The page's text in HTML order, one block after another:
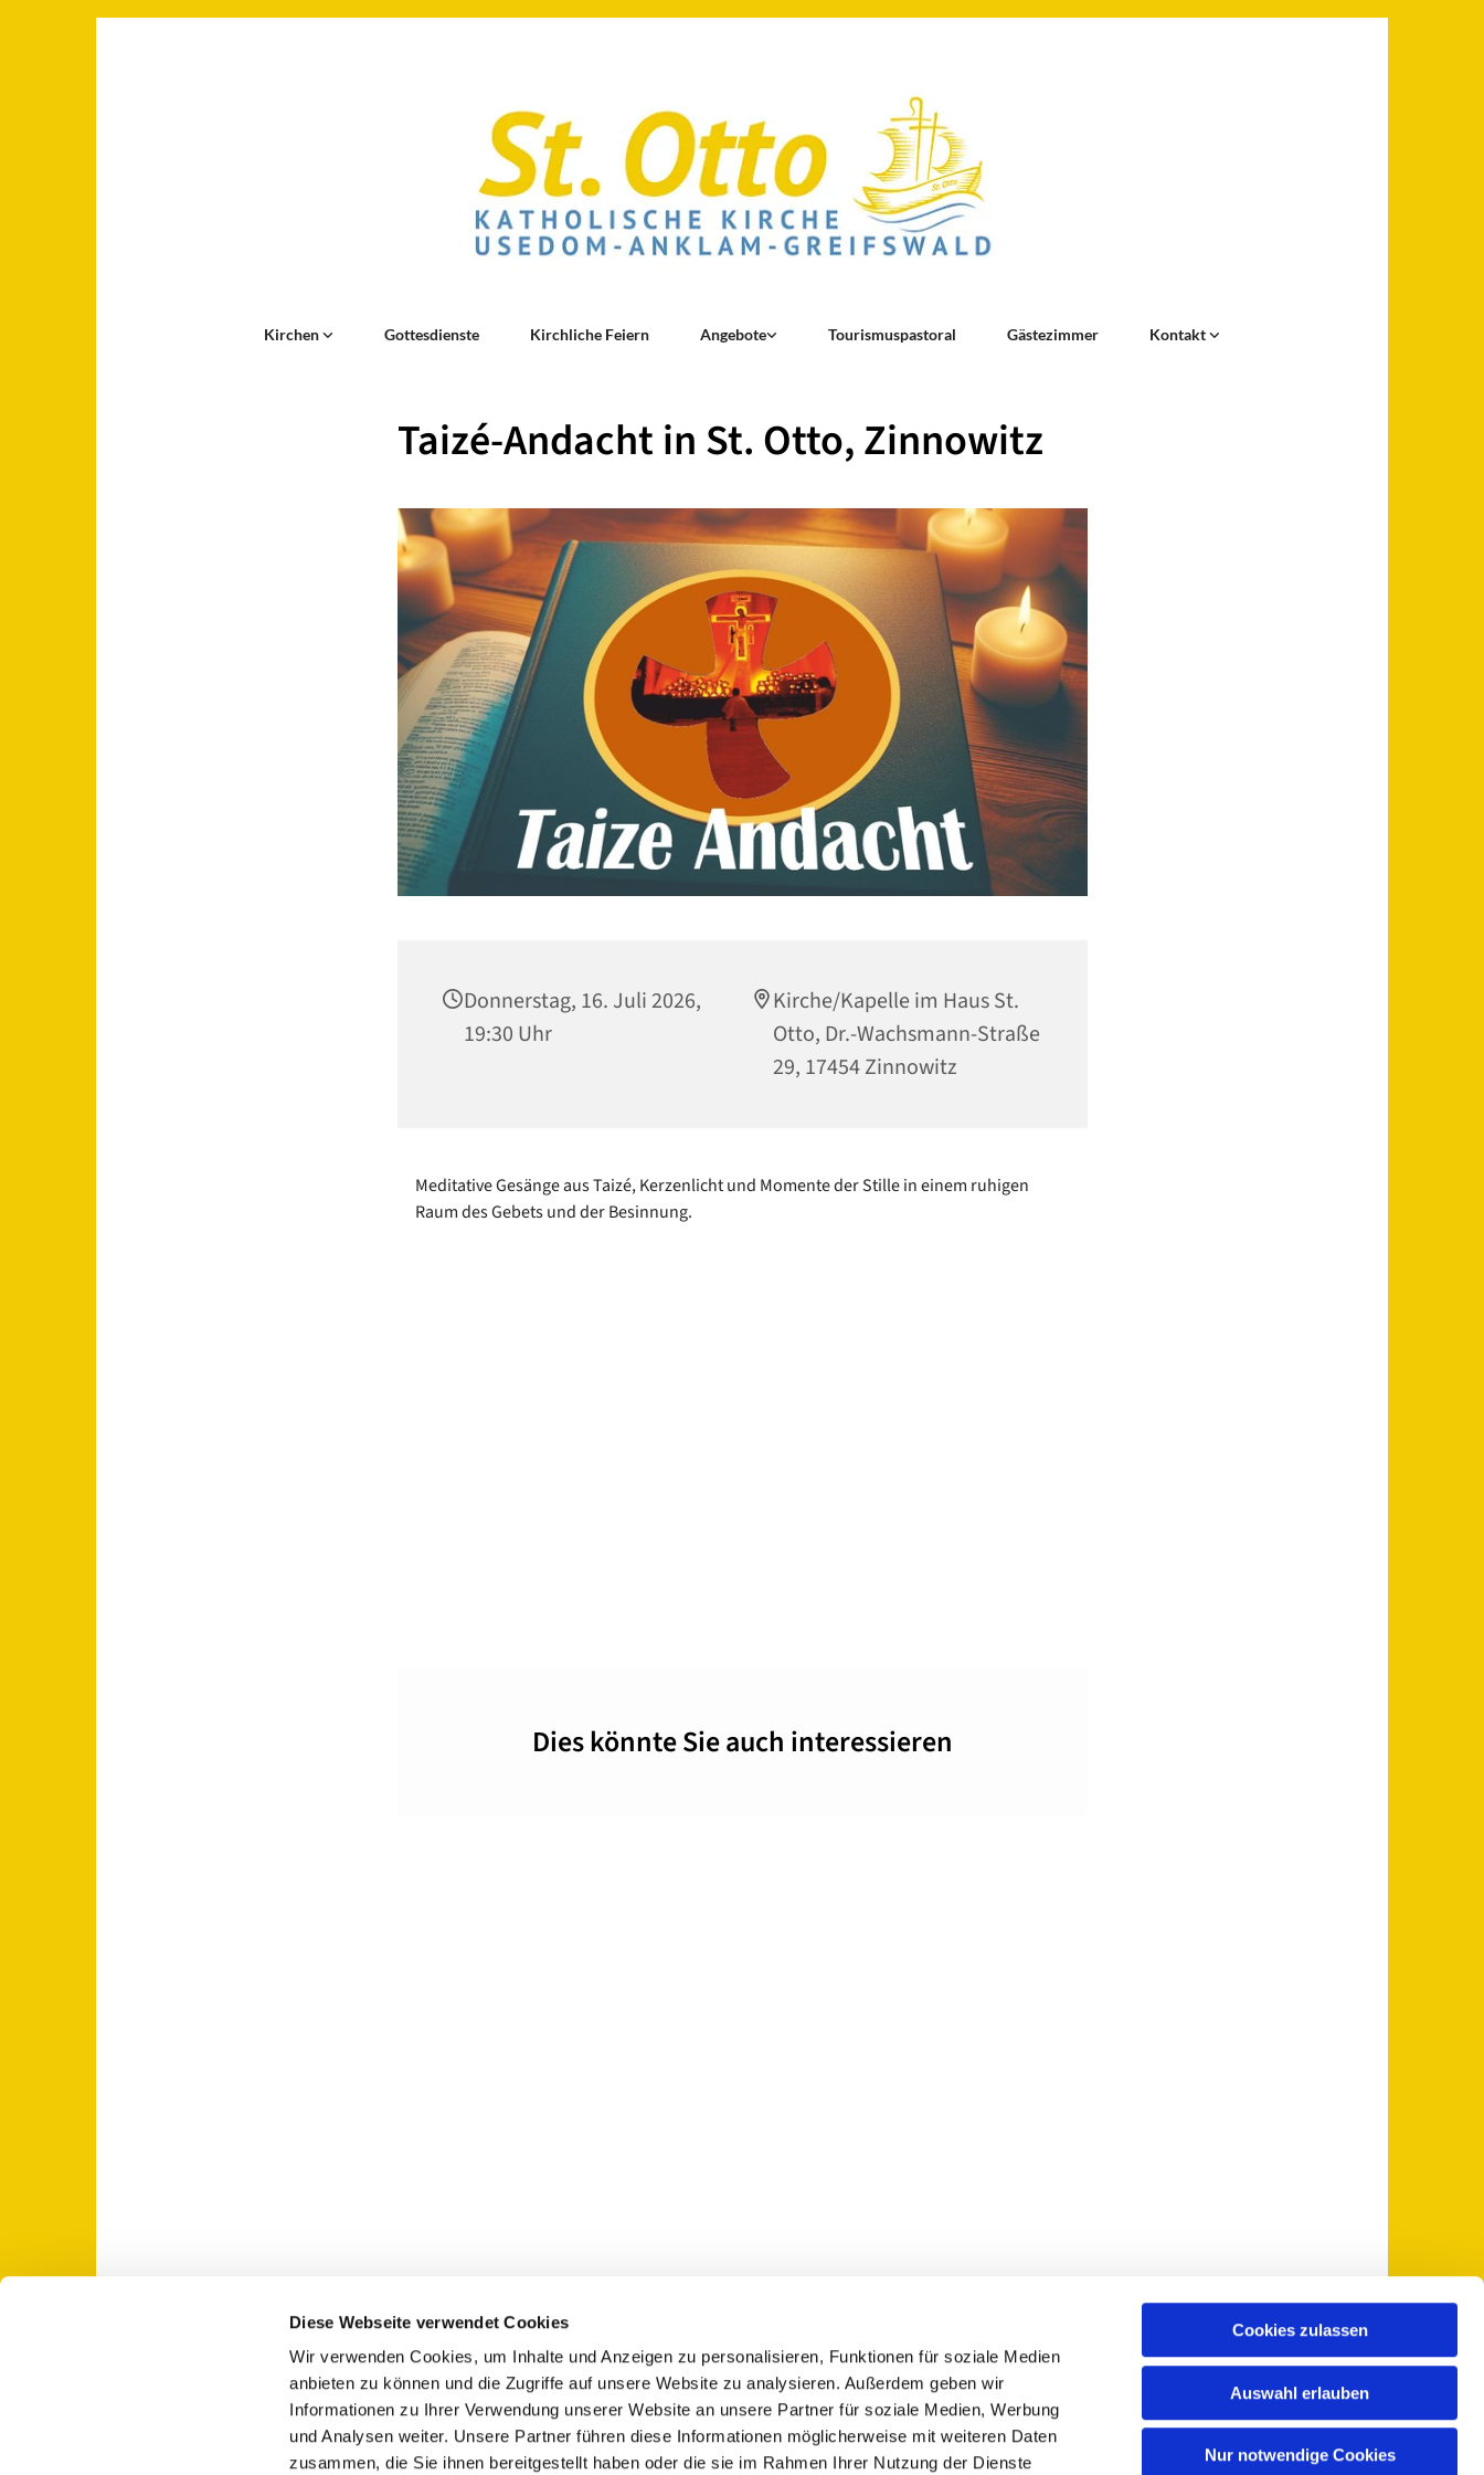
Diese Webseite verwendet Cookies
Wir verwenden Cookies, um Inhalte und Anzeigen zu personalisieren, Funktionen für soziale Medien
anbieten zu können und die Zugriffe auf unsere Website zu analysieren. Außerdem geben wir
Informationen zu Ihrer Verwendung unserer Website an unsere Partner für soziale Medien, Werbung
und Analysen weiter. Unsere Partner führen diese Informationen möglicherweise mit weiteren Daten
zusammen, die Sie ihnen bereitgestellt haben oder die sie im Rahmen Ihrer Nutzung der Dienste
Cookies zulassen
Auswahl erlauben
Nur notwendige Cookies
Kirchen Gottesdienste Kirchliche Feiern Angebote Tourismuspastoral Gästezimmer Kontakt
Taizé-Andacht in St. Otto, Zinnowitz
Donnerstag, 16. Juli 2026,
19:30 Uhr
Kirche/Kapelle im Haus St.
Otto, Dr.-Wachsmann-Straße
29, 17454 Zinnowitz
Meditative Gesänge aus Taizé, Kerzenlicht und Momente der Stille in einem ruhigen
Raum des Gebets und der Besinnung.
Dies könnte Sie auch interessieren
St. Otto: Katholische Kirche Usedom-Anklam-Greifswald · Bahnhofstr. 15, 17489 Greifswald+49 3834 5735-0
pfarramt@sankt-otto.de
Kontaktinformationen
Impressum
Hinweisgebersystem